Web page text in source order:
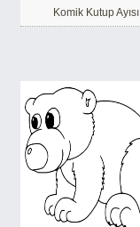
Komik Kutup Ayısı